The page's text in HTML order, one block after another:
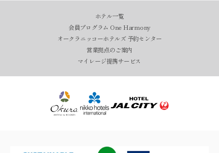
ホテル一覧
会員プログラム One Harmony
オークラニッコーホテルズ 予約センター
営業拠点のご案内
マイレージ提携サービス